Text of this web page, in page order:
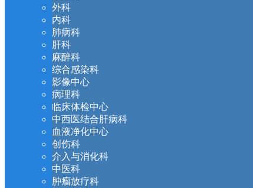
外科
内科
肺病科
肝科
麻醉科
综合感染科
影像中心
病理科
临床体检中心
中西医结合肝病科
血液净化中心
创伤科
介入与消化科
中医科
肿瘤放疗科